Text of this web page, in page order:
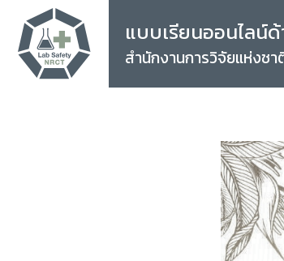
แบบเรียนออนไลน์
สำนักงานการวิจัยแห่งชา